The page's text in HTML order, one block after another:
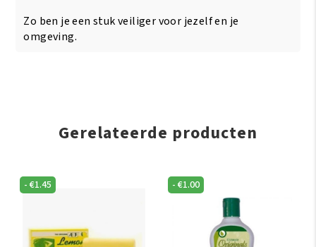
Zo ben je een stuk veiliger voor jezelf en je
omgeving.
Gerelateerde producten
-€1.45 -€1.00